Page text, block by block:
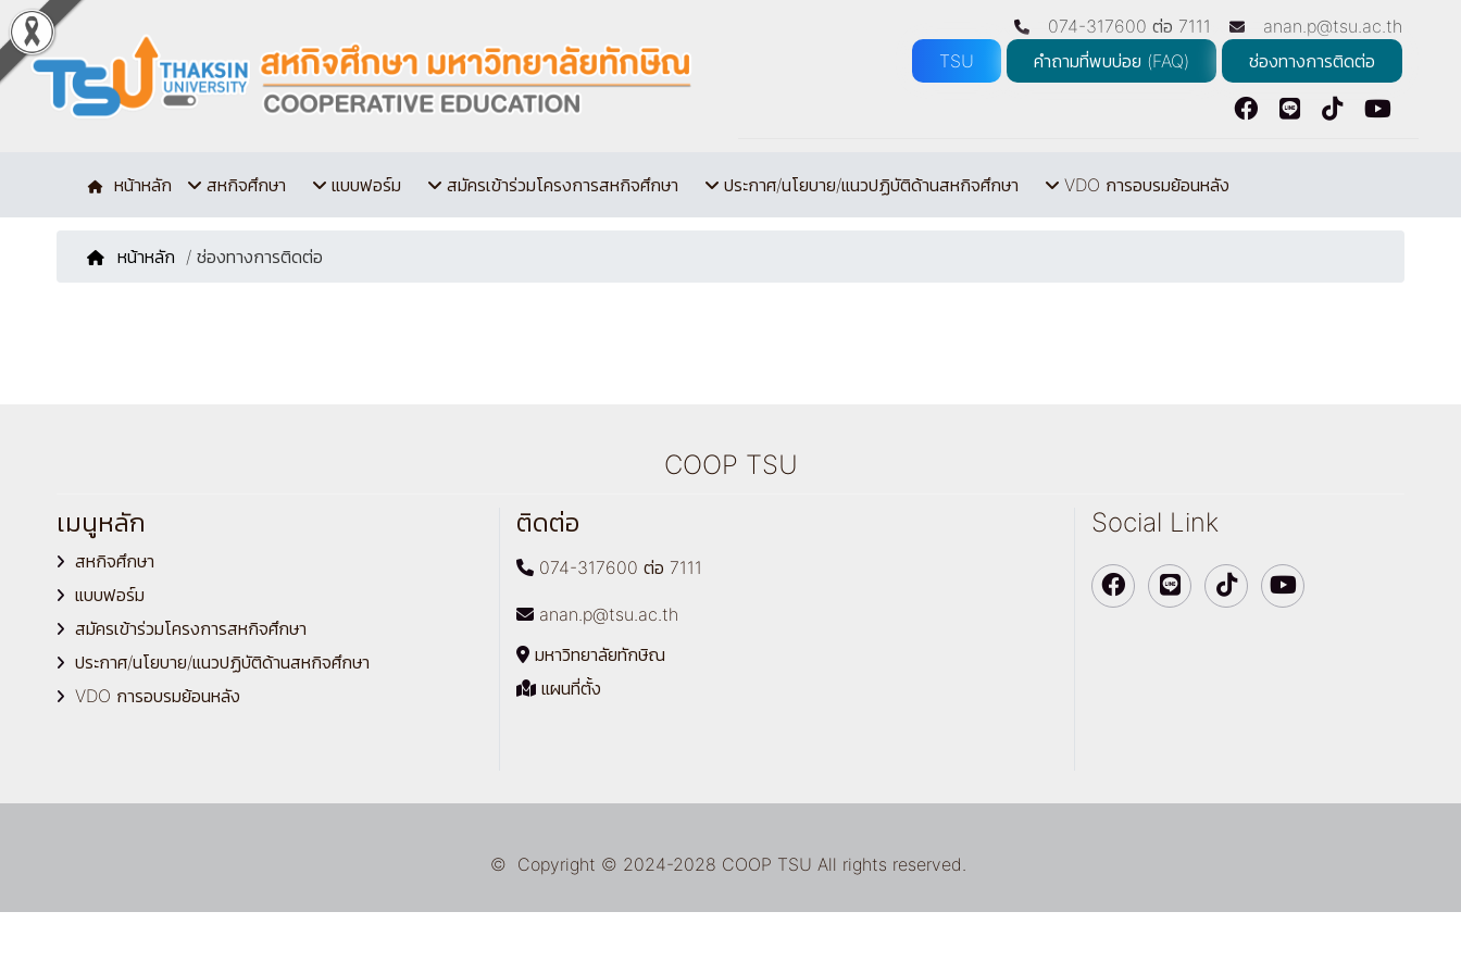
074-317600 ต่อ 7111
anan.p@tsu.ac.th
TSU
คำถามที่พบบ่อย (FAQ) ช่องทางการติดต่อ
หน้าหลัก สหกิจศึกษา แบบฟอร์ม สมัครเข้าร่วมโครงการสหกิจศึกษา ประกาศ/นโยบาย/แนวปฏิบัติด้านสหกิจศึกษา VDO การอบรมย้อนหลัง
หน้าหลัก / ช่องทางการติดต่อ
COOP TSU
เมนูหลัก
สหกิจศึกษา
แบบฟอร์ม
สมัครเข้าร่วมโครงการสหกิจศึกษา
ประกาศ/นโยบาย/แนวปฏิบัติด้านสหกิจศึกษา
VDO การอบรมย้อนหลัง
ติดต่อ
074-317600 ต่อ 7111
anan.p@tsu.ac.th
มหาวิทยาลัยทักษิณ
แผนที่ตั้ง
Social Link
© Copyright © 2024-2028 COOP TSU All rights reserved.